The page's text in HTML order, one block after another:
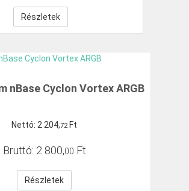
Részletek
nBase Cyclon Vortex ARGB
Nettó: 2 204,72 Ft
Bruttó: 2 800,00 Ft
Részletek